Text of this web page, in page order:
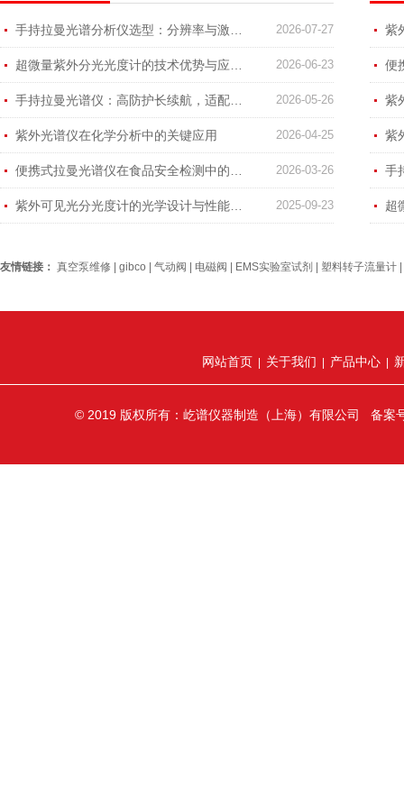
2026-07-27
2026-06-23
2026-05-26
紫外光谱仪在化学分析中的关键应用 2026-04-25
2026-03-26
2025-09-23
紫
友情链接： 真空泵维修 | gibco | 气动阀 | 电磁阀 | EMS实验室试剂 | 塑料转子流量计 |
网站首页 | 关于我们 | 产品中心|
© 2019 版权所有：屹谱仪器制造（上海）有限公司 备案